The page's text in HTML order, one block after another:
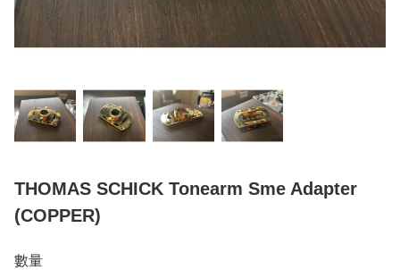
THOMAS SCHICK Tonearm Sme Adapter
(COPPER)
數量